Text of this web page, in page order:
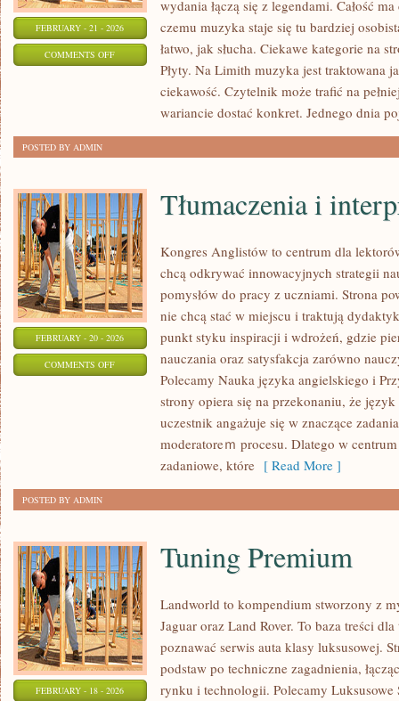
FEBRUARY - 21 - 2026
COMMENTS OFFON
wydania łączą się z legendami. Całość
czemu muzyka staje się tu bardziej
łatwo, jak słucha. Ciekawe kategorie na
Płyty. Na Limith muzyka jest traktowana
ciekawość. Czytelnik może trafić na
wariancie dostać konkret. Jednego dnia
POSTED BY ADMIN
FEBRUARY - 20 - 2026
COMMENTS OFFON
TŁUMACZENIA
INTERPRETACJE
Tłumaczenia i
Kongres Anglistów to centrum dla
chcą odkrywać innowacyjnych strategii
pomysłów do pracy z uczniami. Strona
nie chcą stać w miejscu i traktują
punkt styku inspiracji i wdrożeń, gdzie
nauczania oraz satysfakcja zarówno
Polecamy Nauka języka angielskiego i
strony opiera się na przekonaniu, że
uczestnik angażuje się w znaczące
moderatoreｍ procesu. Dlatego w
zadaniowe, które [ Read More ]
POSTED BY ADMIN
FEBRUARY - 18 - 2026
Tuning Premium
Landworld to kompendium stworzony z
Jaguar oraz Land Rover. To baza treści
poznawać serwis auta klasy luksusowej.
podstaw po techniczne zagadnienia,
rynku i technologii. Polecamy Luksusowe